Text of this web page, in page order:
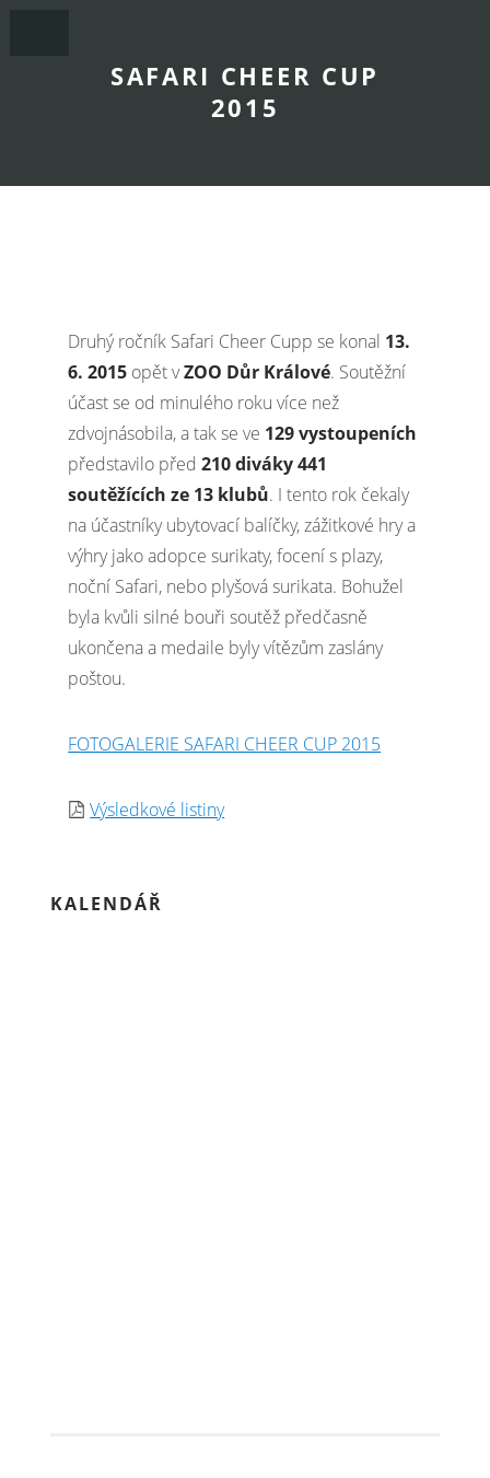
SAFARI CHEER CUP
2015
Druhý ročník Safari Cheer Cupp se konal 13.
6. 2015 opět vZOO Důr Králové. Soutěžní
účast se od minulého roku více než
zdvojnásobila, a tak se ve 129 vystoupeních
představilo před 210 diváky 441
soutěžících ze 13 klubů. I tento rok čekaly
na účastníky ubytovací balíčky, zážitkové hry a
výhry jako adopce surikaty, focení s plazy,
noční Safari, nebo plyšová surikata. Bohužel
byla kvůli silné bouři soutěž předčasně
ukončena a medaile byly vítězům zaslány
poštou.
FOTOGALERIE SAFARI CHEER CUP 2015
Výsledkové listiny
KALENDÁŘ